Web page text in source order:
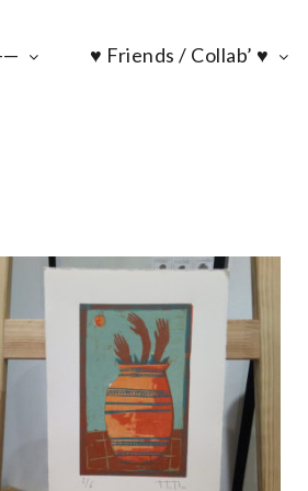
♥ Friends / Collab’ ♥